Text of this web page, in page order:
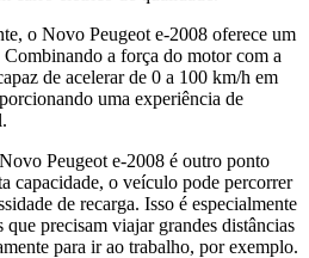
o Novo Peugeot e-2008 oferece um
a força do motor com a
de acelerar de 0 a 100 km/h em
uma experiência de
Peugeot e-2008 é outro ponto
capacidade, o veículo pode percorrer
de recarga. Isso é especialmente
precisam viajar grandes distâncias
para ir ao trabalho, por exemplo.